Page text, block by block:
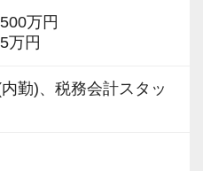
万円
万円
勤)、税務会計スタッ